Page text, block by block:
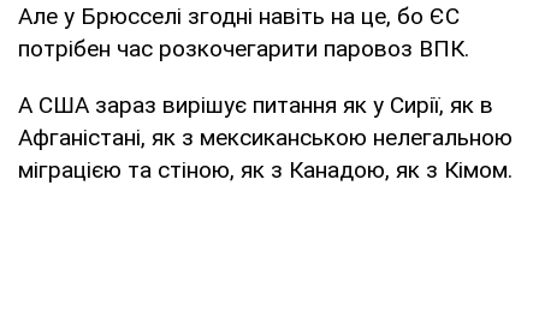
Але у Брюсселі згодні навіть на це, бо ЄС
потрібен час розкочегарити паровоз ВПК.
А США зараз вирішує питання як у Сирії, як в
Афганістані, як з мексиканською нелегальною
міграцією та стіною, як з Канадою, як з Кімом.